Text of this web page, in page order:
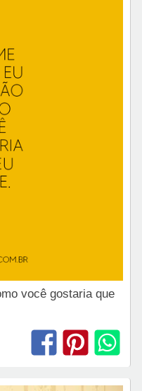
você gostaria que